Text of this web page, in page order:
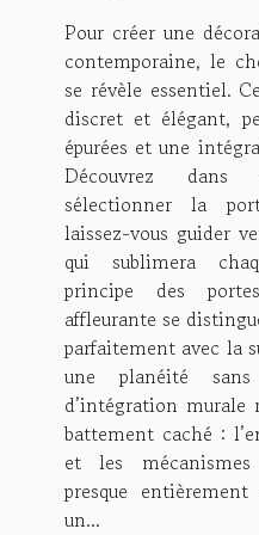
Pour créer une
contemporaine, le
se révèle essentiel.
discret et élégant,
épurées et une
Découvrez
sélectionner la
laissez-vous guider
qui sublimera
principe des
affleurante se
parfaitement avec la
une planéité
d’intégration murale
battement caché :
et les mécanismes
presque
un...